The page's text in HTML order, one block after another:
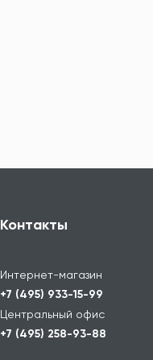
Контакты
Интернет-магазин
+7 (495) 933-15-99
Центральный офис
+7 (495) 258-93-88